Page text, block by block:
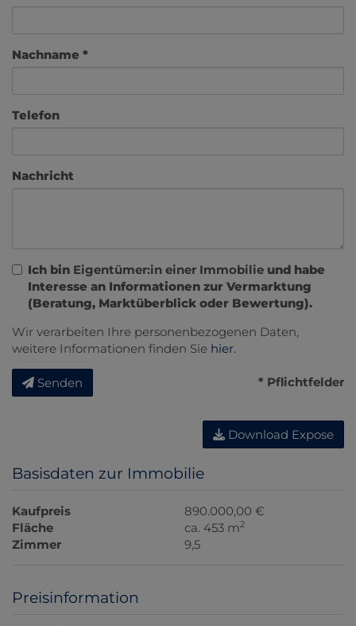
Nachname
Telefon
Nachricht
Ich bin Eigentümer:in einer Immobilie und habe
Interesse an Informationen zur Vermarktung
(Beratung, Marktüberblick oder Bewertung).
Wir verarbeiten Ihre personenbezogenen Daten,
weitere Informationen finden Sie hier.
Senden * Pflichtfelder
Download Expose
Basisdaten zur Immobilie
Kaufpreis
890.000,00 €
Fläche
ca. 453 m2
Zimmer 9,5
Preisinformation